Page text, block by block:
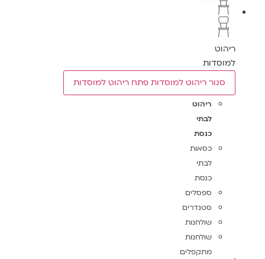
ריהוט
למוסדות
סגור ריהוט למוסדות פתח ריהוט למוסדות
ריהוט
לבתי
כנסת
כסאות
לבתי
כנסת
ספסלים
סטנדרים
שולחנות
שולחנות
מתקפלים